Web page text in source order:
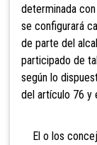
determinada
se configurará
de parte del
participado de
según lo
del artículo 76 y
El o los